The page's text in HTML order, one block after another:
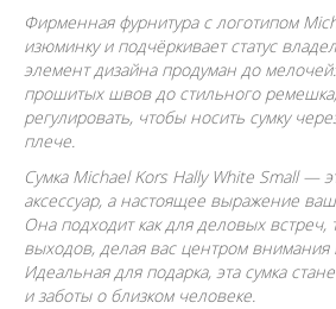
Фирменная фурнитура с логотипом
изюминку и подчёркивает статус
элемент дизайна продуман до
прошитых швов до стильного
регулировать, чтобы носить сумку
плече.
Сумка Michael Kors Hally White Small —
аксессуар, а настоящее выражение
Она подходит как для деловых встреч,
выходов, делая вас центром внимания
Идеальная для подарка, эта сумка
и заботы о близком человеке.